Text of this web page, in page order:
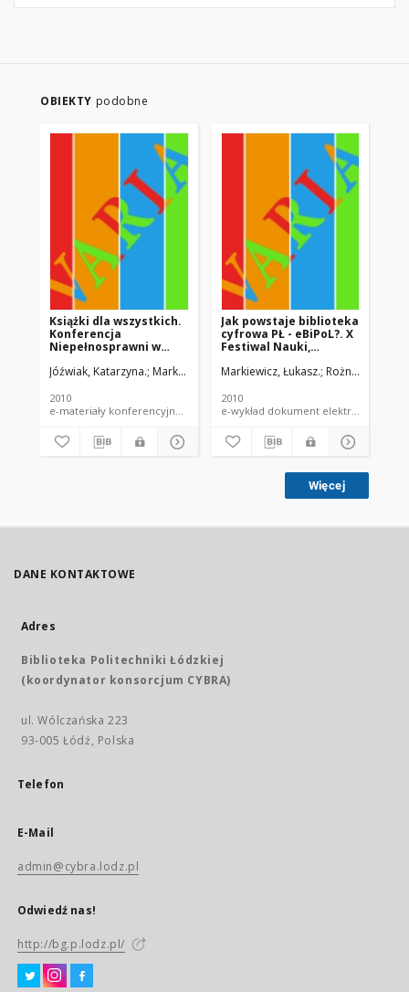
OBIEKTY podobne
Książki dla wszystkich.
Konferencja
Niepełnosprawni w
wykład
Jóźwiak, Katarzyna. Markiewicz, Łukasz. Rożniakowska-Kłosińska,
2010
e-materiały konferencyjne dokument elektroniczny e-wykład
Jak powstaje biblioteka
cyfrowa PŁ - eBiPoL?. X
Festiwal Nauki,
2010 r. : warsztaty
Markiewicz, Łukasz. Rożniakowska-
2010
Więcej
DANE KONTAKTOWE
Adres
Biblioteka Politechniki Łódzkiej
(koordynator konsorcjum CYBRA)
ul. Wólczańska 223
93-005 Łódź, Polska
Telefon
E-Mail
admin@cybra.lodz.pl
Odwiedź nas!
http://bg.p.lodz.pl/